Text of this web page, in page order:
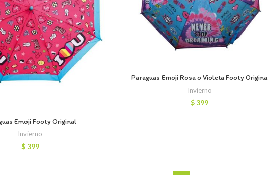
Emoji Footy Original
Invierno
$399
Paraguas Emoji Rosa o Violeta Footy Origina
Invierno
$399